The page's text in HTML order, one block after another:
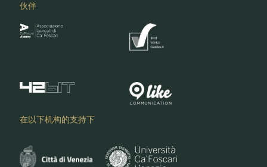
伙伴
在以下机构的支持下